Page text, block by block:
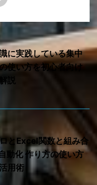
に実践している集中
使い方を初心者向け
説
とExcel関数と組み合
動化 作り方の使い方
用術